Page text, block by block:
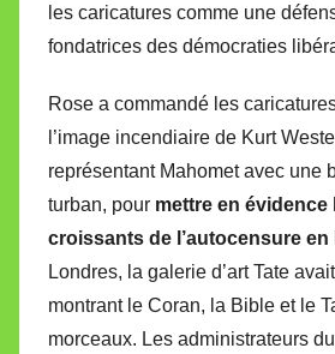
les caricatures comme une
fondatrices des démocraties
Rose a commandé les
l’image incendiaire de Kurt
représentant Mahomet avec une
turban, pour mettre en
croissants de l’autocensure en
Londres, la galerie d’art Tate
montrant le Coran, la Bible et le
morceaux. Les administrateurs